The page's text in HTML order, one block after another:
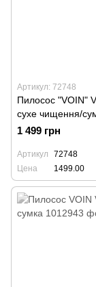
Артикул: 72748
Пилосос "VOIN"
сухе чищення/
1 499 грн
Артикул
72748
Цена
1499.00